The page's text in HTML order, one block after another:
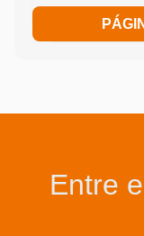
Entre